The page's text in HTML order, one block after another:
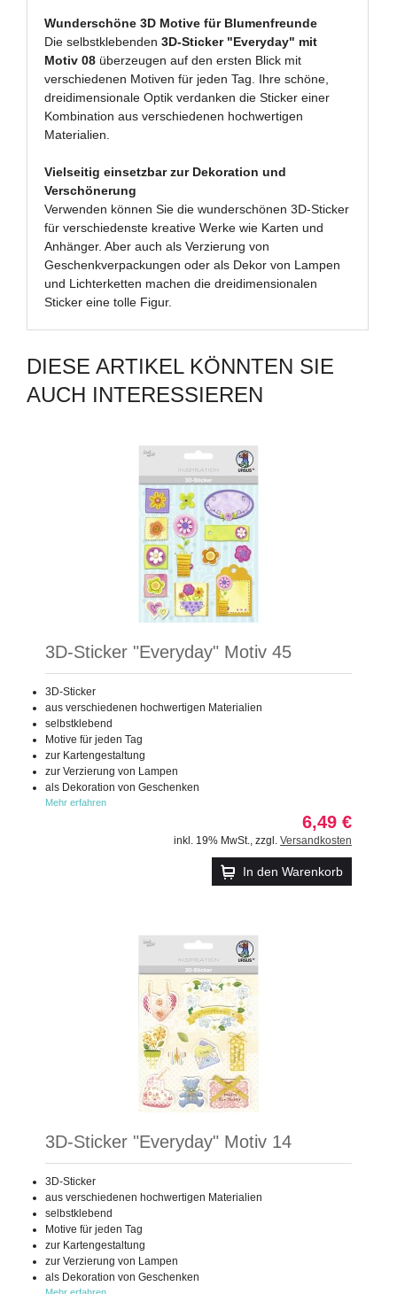
Wunderschöne 3D Motive für Blumenfreunde
Die selbstklebenden3D-Sticker "Everyday" mit
Motiv 08 überzeugen auf den ersten Blick mit
verschiedenen Motiven für jeden Tag. Ihre schöne,
dreidimensionale Optik verdanken die Sticker einer
Kombination aus verschiedenen hochwertigen
Materialien.
Vielseitig einsetzbar zur Dekoration und
Verschönerung
Verwenden können Sie die wunderschönen 3D-Sticker
für verschiedenste kreative Werke wie Karten und
Anhänger. Aber auch als Verzierung von
Geschenkverpackungen oder als Dekor von Lampen
und Lichterketten machen die dreidimensionalen
Sticker eine tolle Figur.
DIESE ARTIKEL KÖNNTEN SIE
AUCH INTERESSIEREN
3D-Sticker "Everyday" Motiv 45
3D-Sticker
aus verschiedenen hochwertigen Materialien
selbstklebend
Motive für jeden Tag
zur Kartengestaltung
zur Verzierung von Lampen
als Dekoration von Geschenken
Mehr erfahren
6,49 €
inkl. 19% MwSt. zzgl. Versandkosten
In den Warenkorb
3D-Sticker "Everyday" Motiv 14
3D-Sticker
aus verschiedenen hochwertigen Materialien
selbstklebend
Motive für jeden Tag
zur Kartengestaltung
zur Verzierung von Lampen
als Dekoration von Geschenken